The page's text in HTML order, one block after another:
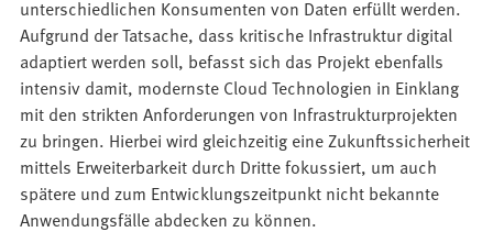
unterschiedlichen Konsumenten von Daten erfüllt werden.
Aufgrund der Tatsache, dass kritische Infrastruktur digital
adaptiert werden soll, befasst sich das Projekt ebenfalls
intensiv damit, modernste Cloud Technologien in Einklang
mit den strikten Anforderungen von Infrastrukturprojekten
zu bringen. Hierbei wird gleichzeitig eine Zukunftssicherheit
mittels Erweiterbarkeit durch Dritte fokussiert, um auch
spätere und zum Entwicklungszeitpunkt nicht bekannte
Anwendungsfälle abdecken zu können.